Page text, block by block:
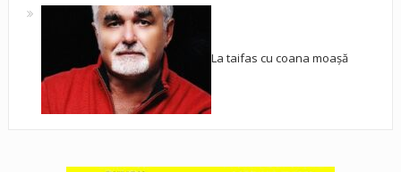
La taifas cu coana moașă